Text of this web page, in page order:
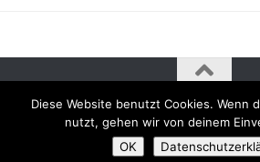
Powered by - Entworfen mit dem Zu
Diese Website benutzt Cookies. Wenn
nutzt, gehen wir von deinem
OK